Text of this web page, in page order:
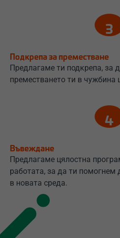
Подкрепа за преместване
Предлагаме ти подкрепа, за
преместването ти в чужбина
Въвеждане
Предлагаме цялостна
работата, за да ти помогнем
в новата среда.